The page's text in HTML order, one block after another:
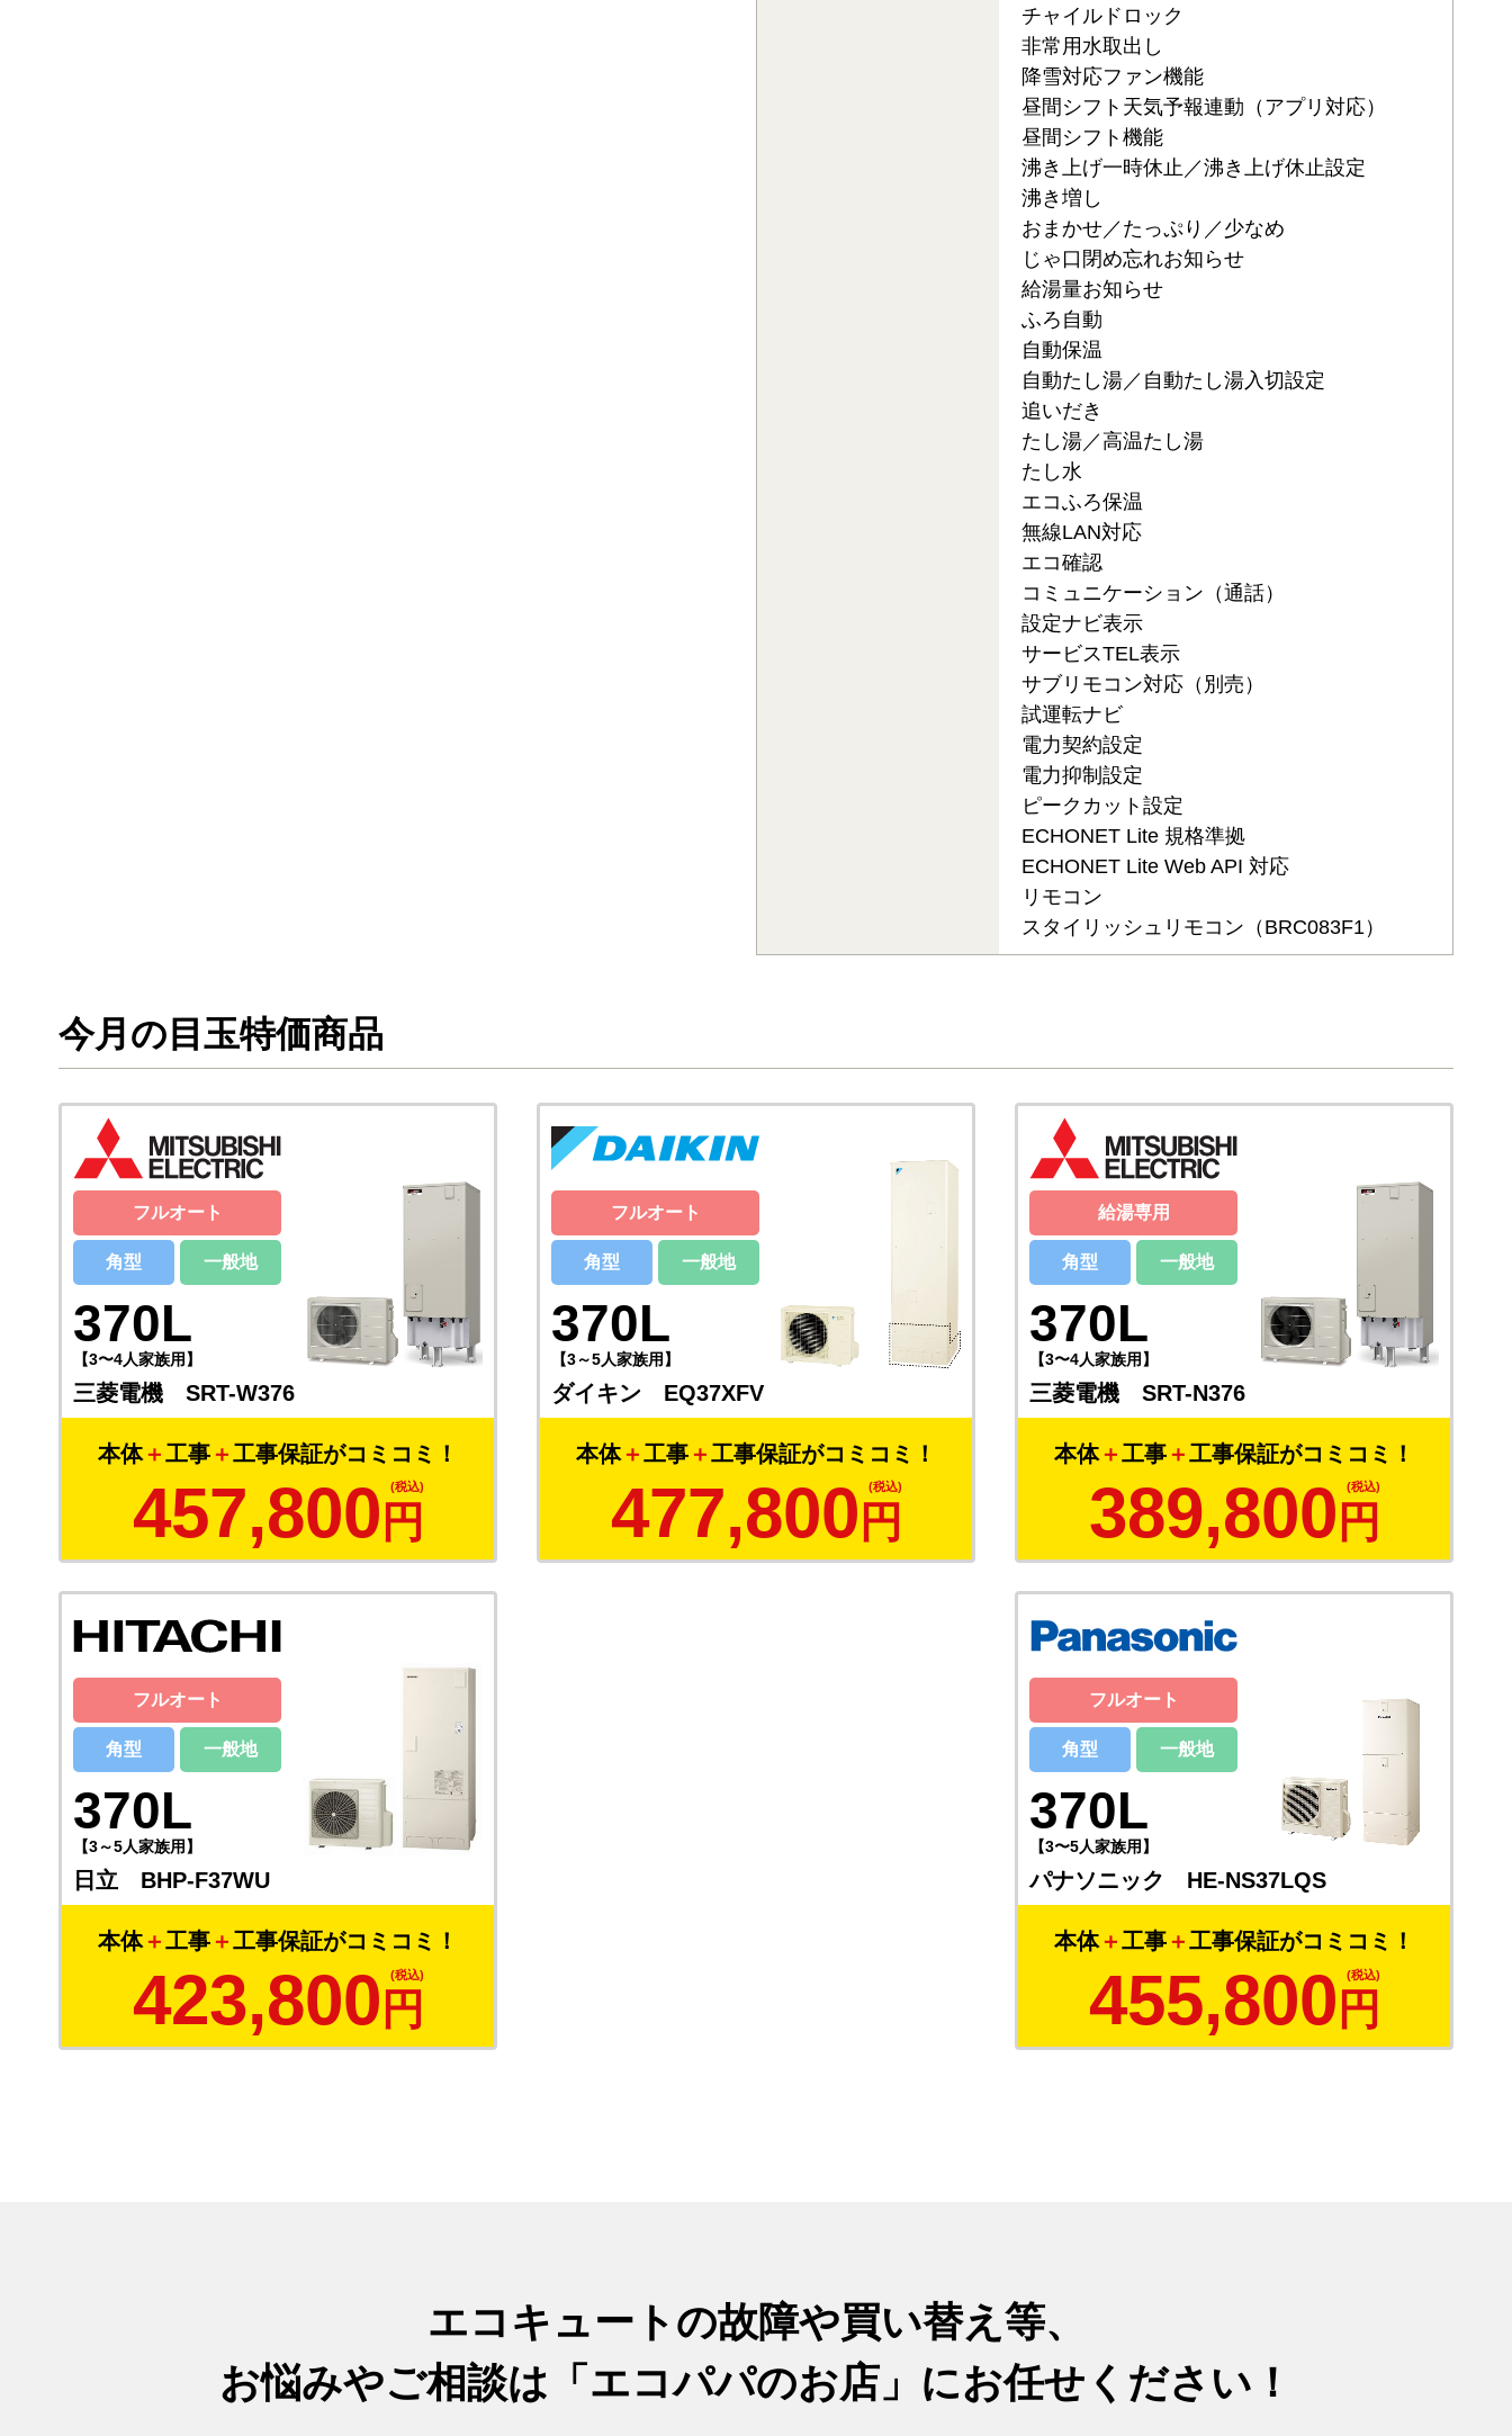
チャイルドロック
非常用水取出し
降雪対応ファン機能
昼間シフト天気予報連動（アプリ対応）
昼間シフト機能
沸き上げ一時休止／沸き上げ休止設定
沸き増し
おまかせ／たっぷり／少なめ
じゃ口閉め忘れお知らせ
給湯量お知らせ
ふろ自動
自動保温
自動たし湯／自動たし湯入切設定
追いだき
たし湯／高温たし湯
たし水
エコふろ保温
無線LAN対応
エコ確認
コミュニケーション（通話）
設定ナビ表示
サービスTEL表示
サブリモコン対応（別売）
試運転ナビ
電力契約設定
電力抑制設定
ピークカット設定
ECHONET Lite 規格準拠
ECHONET Lite Web API 対応
リモコン
スタイリッシュリモコン（BRC083F1）
今月の目玉特価商品
フルオート
角型 一般地
370L
【3〜4人家族用】
三菱電機 SRT-W376
本体＋工事＋工事保証がコミコミ！
457,800 円
フルオート
角型 一般地
370L
【3～5人家族用】
ダイキン EQ37XFV
本体＋工事＋工事保証がコミコミ！
477,800 円
給湯専用
角型 一般地
370L
【3〜4人家族用】
三菱電機 SRT-N376
本体＋工事＋工事保証がコミコミ！
389,800 円
フルオート
角型 一般地
370L
【3～5人家族用】
日立 BHP-F37WU
本体＋工事＋工事保証がコミコミ！
423,800 円
フルオート
角型 一般地
370L
【3〜5人家族用】
パナソニック HE-NS37LQS
本体＋工事＋工事保証がコミコミ！
455,800 円
エコキュートの故障や買い替え等、
お悩みやご相談は 「エコパパのお店」にお任せください！